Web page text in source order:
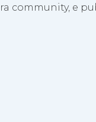
community, e